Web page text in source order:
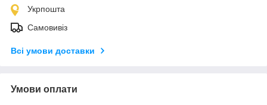
Укрпошта
Самовивіз
Всі умови доставки
Умови оплати